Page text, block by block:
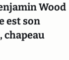
Wood
est son
chapeau